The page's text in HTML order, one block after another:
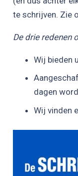
te schrijven. Zie
De drie redenen
Wij bieden
dagen
Wij vinden